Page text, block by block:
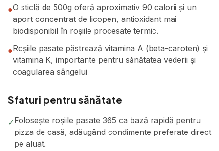
●O sticlă de 500g oferă aproximativ 90 calorii și un
aport concentrat de licopen, antioxidant mai
biodisponibil în roșiile procesate termic.
●Roșiile pasate păstrează vitamina A (beta-caroten) și
vitamina K, importante pentru sănătatea vederii și
coagularea sângelui.
Sfaturi pentru sănătate
✓Folosește roșiile pasate 365 ca bază rapidă pentru
pizza de casă, adăugând condimente preferate direct
pe aluat.